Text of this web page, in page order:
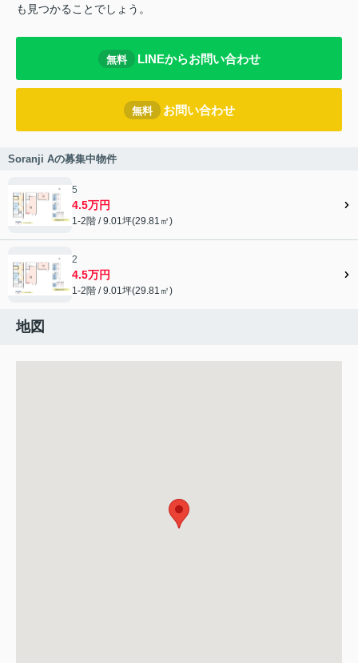
も見つかることでしょう。
無料 LINEからお問い合わせ
無料 お問い合わせ
Soranji Aの募集中物件
5
4.5万円
1-2階 / 9.01坪(29.81㎡)
2
4.5万円
1-2階 / 9.01坪(29.81㎡)
地図